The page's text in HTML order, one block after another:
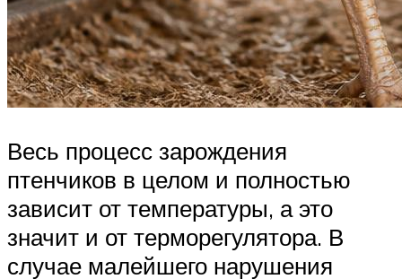
Весь процесс зарождения
птенчиков в целом и полностью
зависит от температуры, а это
значит и от терморегулятора. В
случае малейшего нарушения